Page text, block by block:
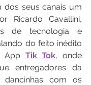
seus canais um
Ricardo Cavallini,
de tecnologia e
do feito inédito
App Tik Tok, onde
entregadores da
dancinhas com os